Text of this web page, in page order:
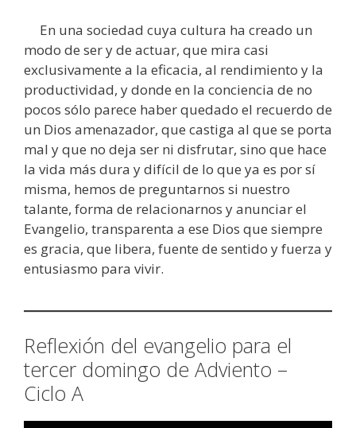
En una sociedad cuya cultura ha creado un
modo de ser y de actuar, que mira casi
exclusivamente a la eficacia, al rendimiento y la
productividad, y donde en la conciencia de no
pocos sólo parece haber quedado el recuerdo de
un Dios amenazador, que castiga al que se porta
mal y que no deja ser ni disfrutar, sino que hace
la vida más dura y difícil de lo que ya es por sí
misma, hemos de preguntarnos si nuestro
talante, forma de relacionarnos y anunciar el
Evangelio, transparenta a ese Dios que siempre
es gracia, que libera, fuente de sentido y fuerza y
entusiasmo para vivir.
Reflexión del evangelio para el
tercer domingo de Adviento –
Ciclo A